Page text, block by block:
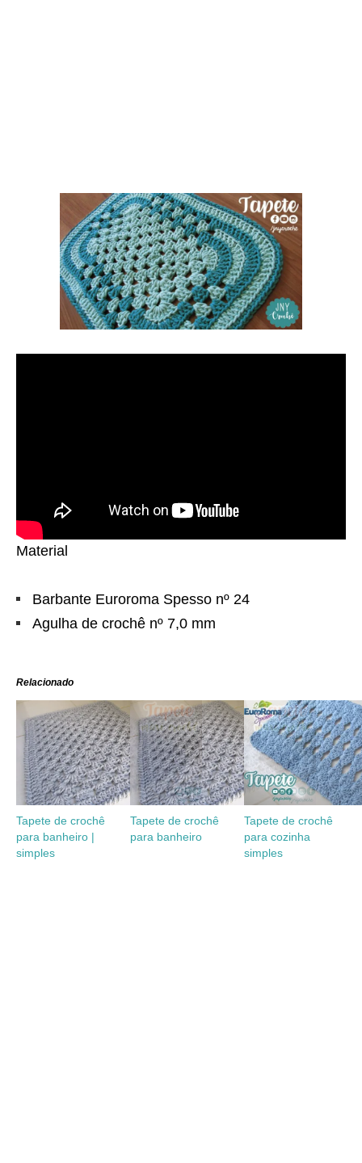
Material
Barbante Euroroma Spesso nº 24
Agulha de crochê nº 7,0 mm
Relacionado
Tapete de crochê
para banheiro |
simples
Tapete de crochê
para banheiro
Tapete de crochê
para cozinha
simples